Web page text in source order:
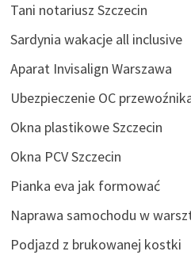
Tani notariusz Szczecin
Sardynia wakacje all inclusive
Aparat Invisalign Warszawa
Ubezpieczenie OC
Okna plastikowe Szczecin
Okna PCV Szczecin
Pianka eva jak formować
Naprawa samochodu w
Podjazd z brukowanej kostki